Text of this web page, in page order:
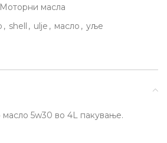
Моторни масла
, shell , ulje , масло , уље
5w30 во 4L пакување.